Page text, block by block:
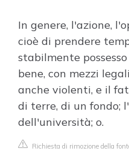
In genere, l'azione,
cioè di prendere
stabilmente
bene, con mezzi
anche violenti, e il
di terre, di un fondo;
dell'università; o.
Richiesta di rimozione della